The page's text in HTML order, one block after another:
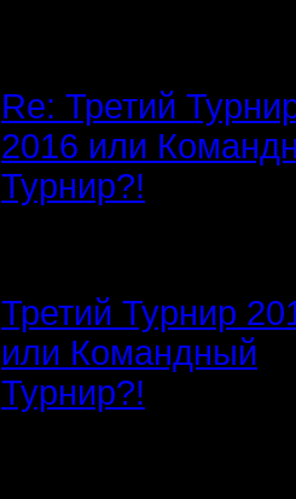
Re: Третий
2016 или
Турнир?!
Третий Турнир
или Командный
Турнир?!